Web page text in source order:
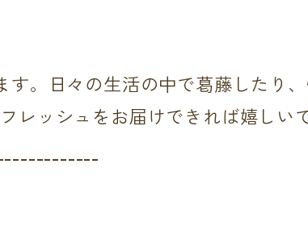
。日々の生活の中で葛藤したり
レッシュをお届けできれば嬉しい